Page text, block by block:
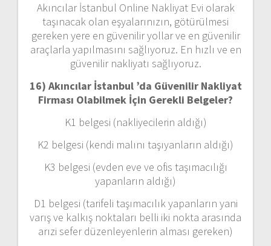
Akıncılar İstanbul Online Nakliyat Evi olarak
taşınacak olan eşyalarınızın, götürülmesi
gereken yere en güvenilir yollar ve en güvenilir
araçlarla yapılmasını sağlıyoruz. En hızlı ve en
güvenilir nakliyatı sağlıyoruz.
16) Akıncılar İstanbul ’da Güvenilir Nakliyat
Firması Olabilmek İçin Gerekli Belgeler?
K1 belgesi (nakliyecilerin aldığı)
K2 belgesi (kendi malını taşıyanların aldığı)
K3 belgesi (evden eve ve ofis taşımacılığı
yapanların aldığı)
D1 belgesi (tarifeli taşımacılık yapanların yani
varış ve kalkış noktaları belli iki nokta arasında
arızi sefer düzenleyenlerin alması gereken)